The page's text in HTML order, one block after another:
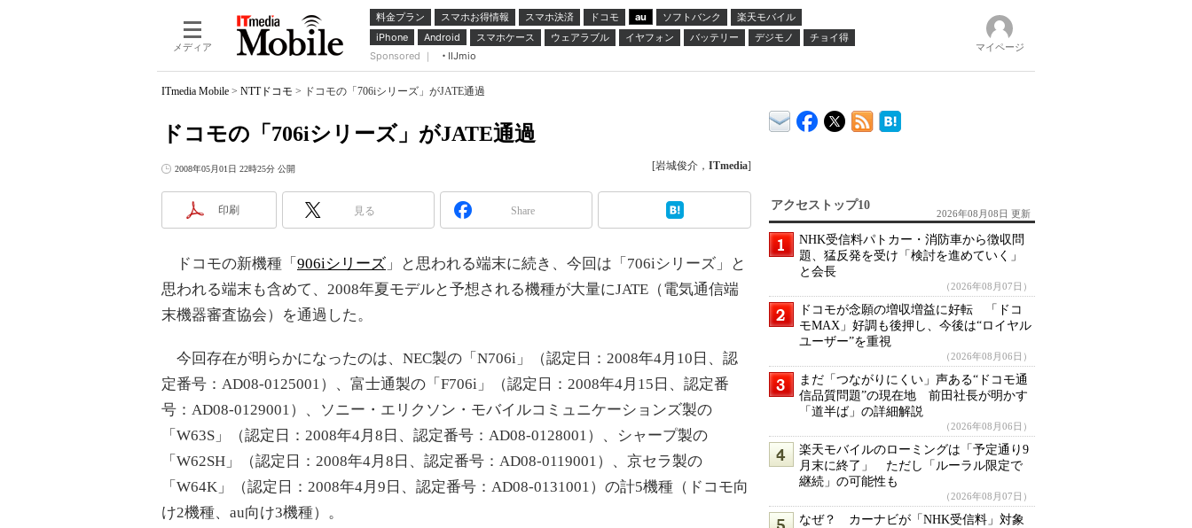
メディア
料金プラン スマホお得情報 スマホ決済 ドコモ au ソフトバンク
楽天モバイル
iPhone
Android スマホケース ウェアラブル イヤフォン バッテリー デジモノ
チョイ得
Sponsored ｜
IIJmio
マイページ
ITmedia Mobile > NTTドコモ > ドコモの「706iシリーズ」がJATE通過
ドコモの「706iシリーズ」がJATE通過
2008年05月01日 22時25分 公開 [岩城俊介， ITmedia]
印刷 見る Share
ドコモの新機種「 906iシリーズ 」と思われる端末に続き、今回は「706iシリーズ」と
思われる端末も含めて、2008年夏モデルと予想される機種が大量にJATE（電気通信端
末機器審査協会）を通過した。
今回存在が明らかになったのは、NEC製の「N706i」（認定日：2008年4月10日、認
定番号：AD08-0125001）、富士通製の「F706i」（認定日：2008年4月15日、認定番
号：AD08-0129001）、ソニー・エリクソン・モバイルコミュニケーションズ製の
「W63S」（認定日：2008年4月8日、認定番号：AD08-0128001）、シャープ製の
「W62SH」（認定日：2008年4月8日、認定番号：AD08-0119001）、京セラ製の
「W64K」（認定日：2008年4月9日、認定番号：AD08-0131001）の計5機種（ドコモ向
け2機種、au向け3機種）。
アクセストップ10
2026年08月08日 更新
NHK受信料パトカー・消防車から徴収問
題、猛反発を受け「検討を進めていく」
と会長
（2026年08月07日）
ドコモが念願の増収増益に好転 「ドコ
モMAX」好調も後押し、今後は“ロイヤル
ユーザー”を重視
（2026年08月06日）
まだ「つながりにくい」声ある“ドコモ通
信品質問題”の現在地 前田社長が明かす
「道半ば」の詳細解説
（2026年08月06日）
楽天モバイルのローミングは「予定通り9
月末に終了」 ただし「ルーラル限定で
継続」の可能性も
（2026年08月07日）
なぜ？ カーナビが「NHK受信料」対象